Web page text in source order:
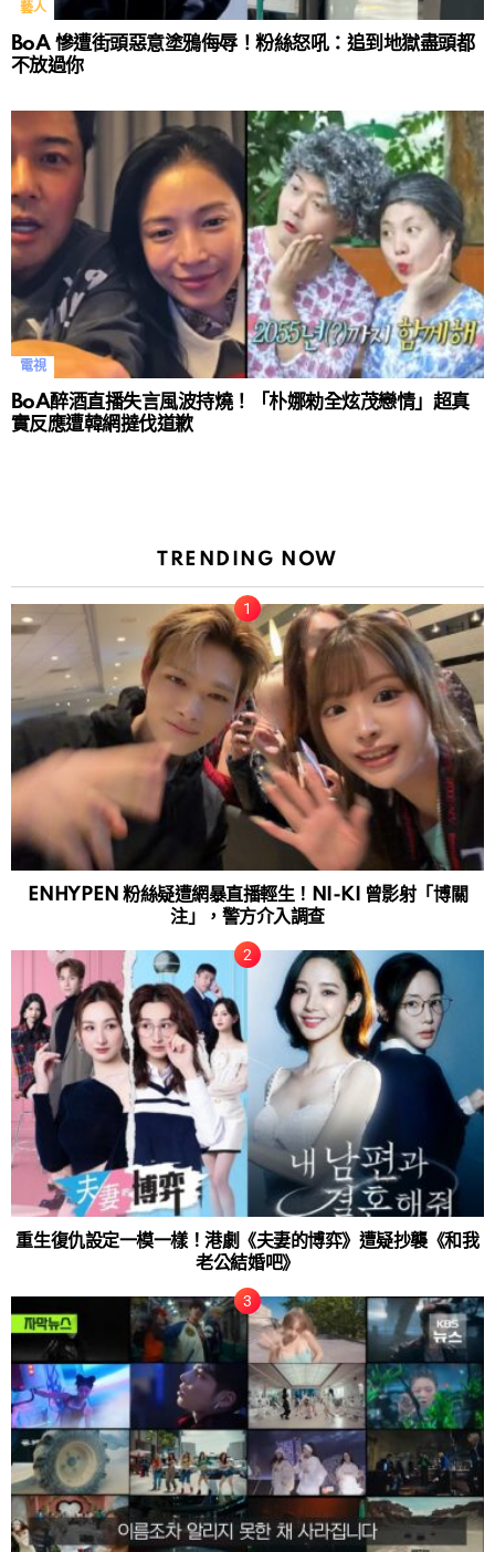
藝人
BoA 慘遭街頭惡意塗鴉侮辱！粉絲怒吼：追到地獄盡頭都
不放過你
電視
BoA醉酒直播失言風波持燒！「朴娜勑全炫茂戀情」超真
實反應遭韓網撻伐道歉
TRENDING NOW
ENHYPEN 粉絲疑遭網暴直播輕生！NI-KI 曾影射「博關
注」，警方介入調查
重生復仇設定一模一樣！港劇《夫妻的博弈》遭疑抄襲《和我
老公結婚吧》